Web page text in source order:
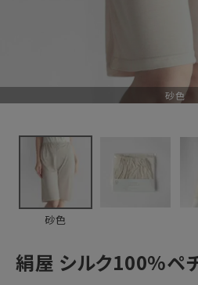
お問い合わせ
ログアウト
砂色
砂色
絹屋 シルク100%ペ